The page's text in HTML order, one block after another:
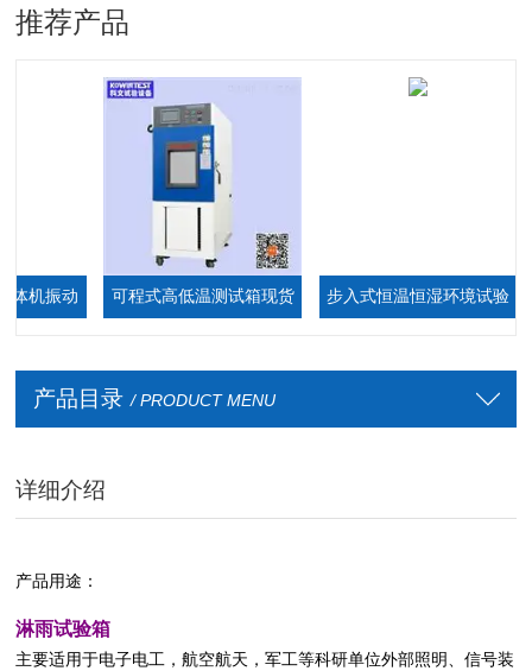
推荐产品
机振动 可程式高低温测试箱现货 步入式恒温恒湿环境试验
产品目录 / PRODUCT MENU
详细介绍
产品用途：
淋雨试验箱
主要适用于电子电工，航空航天，军工等科研单位外部照明、信号装